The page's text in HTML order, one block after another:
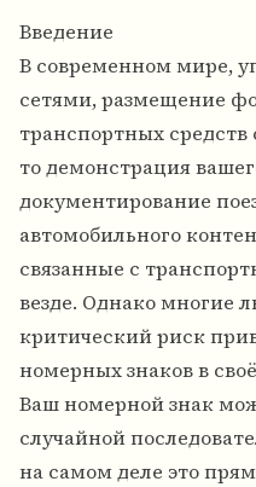
Введение
В современном мире,
сетями, размещение
транспортных средств
то демонстрация
документирование
автомобильного
связанные с
везде. Однако многие
критический риск
номерных знаков в
Ваш номерной знак
случайной
на самом деле это